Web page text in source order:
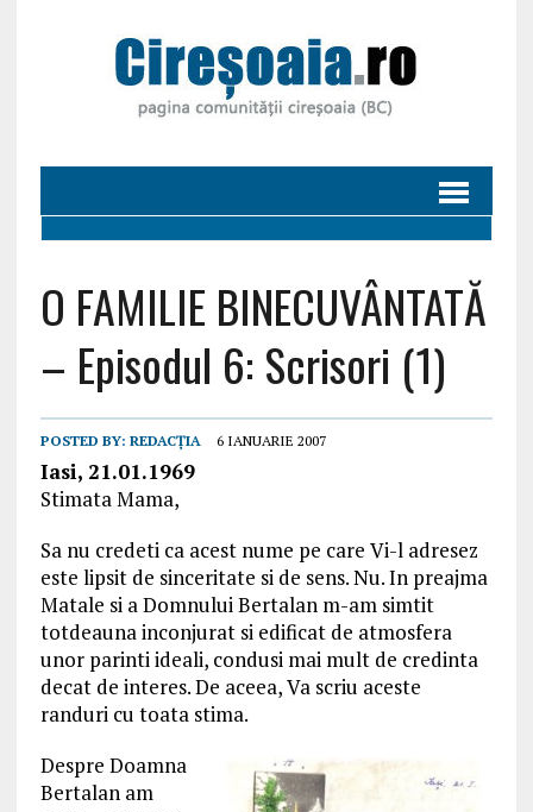
O FAMILIE BINECUVÂNTATĂ
– Episodul 6: Scrisori (1)
POSTED BY: REDACȚIA 6 IANUARIE 2007
Iasi, 21.01.1969
Stimata Mama,
Sa nu credeti ca acest nume pe care Vi-l adresez
este lipsit de sinceritate si de sens. Nu. In preajma
Matale si a Domnului Bertalan m-am simtit
totdeauna inconjurat si edificat de atmosfera
unor parinti ideali, condusi mai mult de credinta
decat de interes. De aceea, Va scriu aceste
randuri cu toata stima.
Despre Doamna
Bertalan am